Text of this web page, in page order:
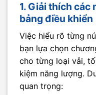
1. Giải thích
bảng điều khiển
Việc hiểu rõ từng
bạn lựa chọn
cho từng loại vải,
kiệm năng lượng.
quan trọng: